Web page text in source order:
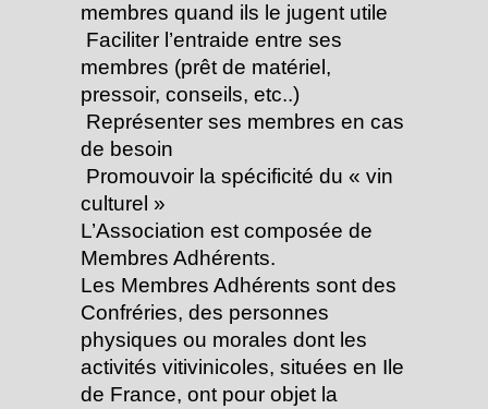
membres quand ils le jugent utile
­ Faciliter l’entraide entre ses
membres (prêt de matériel,
pressoir, conseils, etc..)
­ Représenter ses membres en cas
de besoin
­ Promouvoir la spécificité du « vin
culturel »
L’Association est composée de
Membres Adhérents.
Les Membres Adhérents sont des
Confréries, des personnes
physiques ou morales dont les
activités vitivinicoles, situées en Ile
de France, ont pour objet la